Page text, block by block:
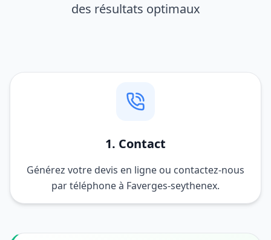
des résultats optimaux
1. Contact
Générez votre devis en ligne ou contactez-nous
par téléphone à Faverges-seythenex.